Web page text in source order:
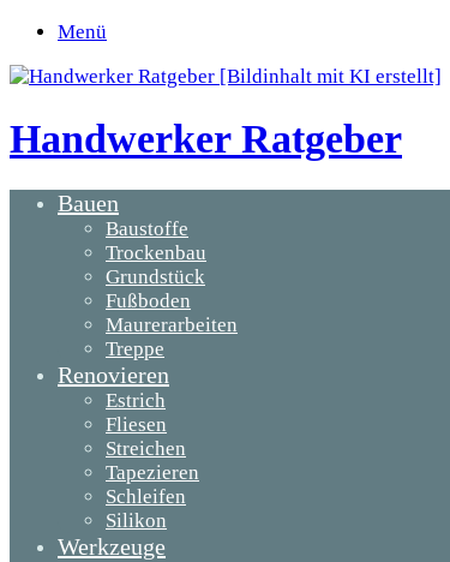
Menü
Handwerker Ratgeber
Bauen
Baustoffe
Trockenbau
Grundstück
Fußboden
Maurerarbeiten
Treppe
Renovieren
Estrich
Fliesen
Streichen
Tapezieren
Schleifen
Silikon
Werkzeuge